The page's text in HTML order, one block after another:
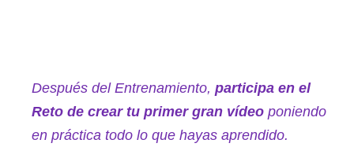
Después del Entrenamiento, participa en el
Reto de crear tu primer gran vídeo poniendo
en práctica todo lo que hayas aprendido.